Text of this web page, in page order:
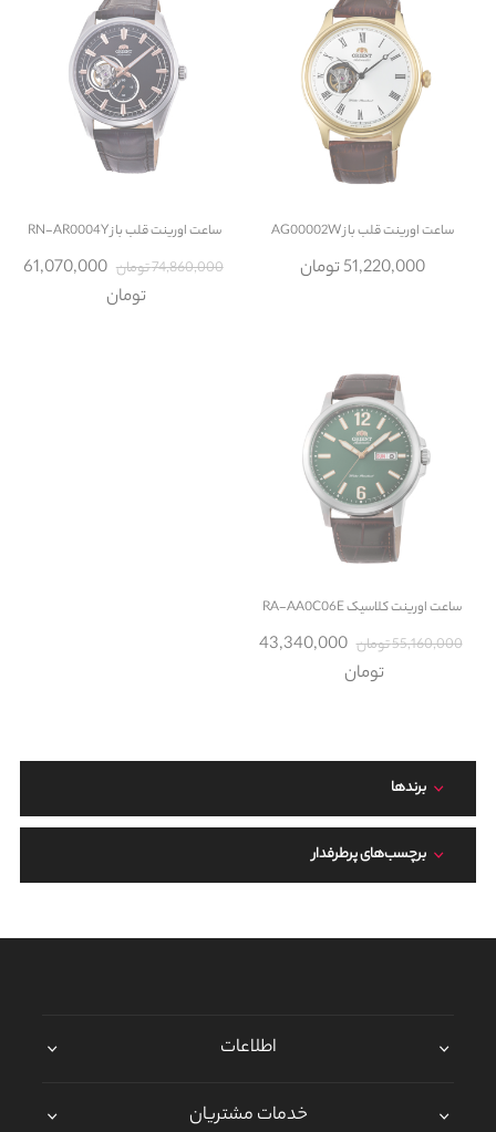
ساعتاورینت قلب باز AG00002W
51,220,000 تومان
ساعتاورینت قلب باز RN-AR0004Y
74,860,000 تومان
61,070,000
تومان
ساعتاورینت کلاسیک RA-AA0C06E
55,160,000 تومان
43,340,000
تومان
برند‌ها
برچسب‌های پرطرفدار
اطلاعات
خدمات مشتریان